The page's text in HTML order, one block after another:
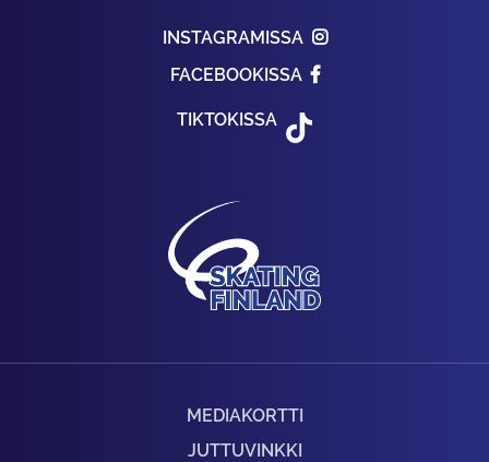
INSTAGRAMISSA
FACEBOOKISSA
TIKTOKISSA
MEDIAKORTTI
JUTTUVINKKI